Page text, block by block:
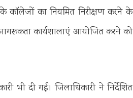
के कॉलेजों का नियमित निरीक्षण करने के
जागरूकता कार्यशालाएं आयोजित करने को
भी दी गई। जिलाधिकारी ने निर्देशित